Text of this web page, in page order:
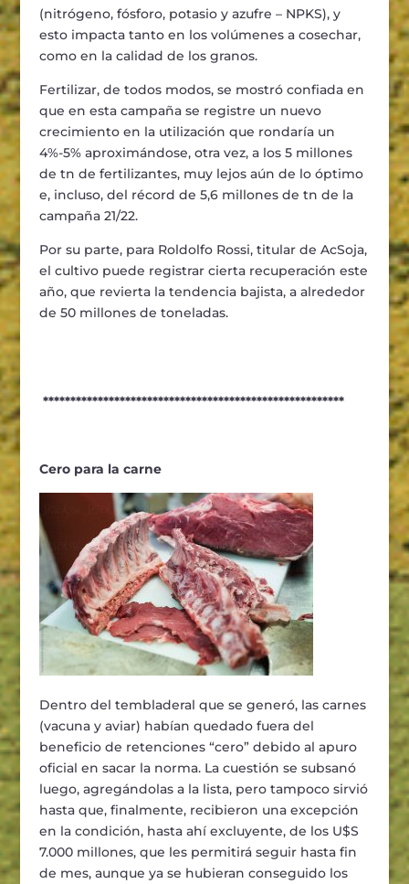
(nitrógeno, fósforo, potasio y azufre – NPKS), y
esto impacta tanto en los volúmenes a cosechar,
como en la calidad de los granos.
Fertilizar, de todos modos, se mostró confiada en
que en esta campaña se registre un nuevo
crecimiento en la utilización que rondaría un
4%-5% aproximándose, otra vez, a los 5 millones
de tn de fertilizantes, muy lejos aún de lo óptimo
e, incluso, del récord de 5,6 millones de tn de la
campaña 21/22.
Por su parte, para Roldolfo Rossi, titular de AcSoja,
el cultivo puede registrar cierta recuperación este
año, que revierta la tendencia bajista, a alrededor
de 50 millones de toneladas.
*******************************************************
Cero para la carne
Dentro del tembladeral que se generó, las carnes
(vacuna y aviar) habían quedado fuera del
beneficio de retenciones “cero” debido al apuro
oficial en sacar la norma. La cuestión se subsanó
luego, agregándolas a la lista, pero tampoco sirvió
hasta que, finalmente, recibieron una excepción
en la condición, hasta ahí excluyente, de los U$S
7.000 millones, que les permitirá seguir hasta fin
de mes, aunque ya se hubieran conseguido los